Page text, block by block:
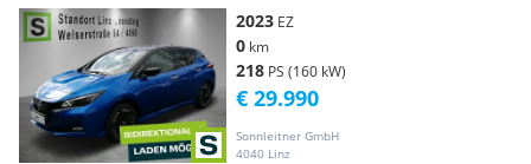
2023 EZ
0 km
218 PS (160 kW)
Sonnleitner GmbH
4040 Linz
€ 29.990